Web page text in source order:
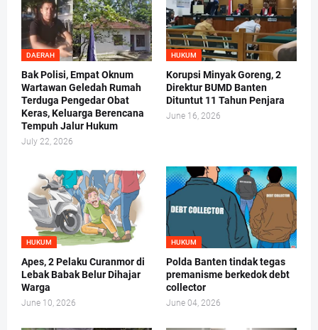
DAERAH
Bak Polisi, Empat Oknum
Wartawan Geledah Rumah
Terduga Pengedar Obat
Keras, Keluarga Berencana
Tempuh Jalur Hukum
July 22, 2026
HUKUM
Korupsi Minyak Goreng, 2
Direktur BUMD Banten
Dituntut 11 Tahun Penjara
June 16, 2026
HUKUM
Apes, 2 Pelaku Curanmor di
Lebak Babak Belur Dihajar
Warga
June 10, 2026
HUKUM
Polda Banten tindak tegas
premanisme berkedok debt
collector
June 04, 2026